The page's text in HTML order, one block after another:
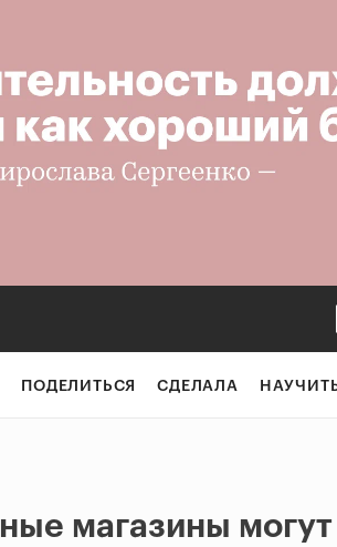
ПОДЕЛИТЬСЯ СДЕЛАЛА
магазины могут